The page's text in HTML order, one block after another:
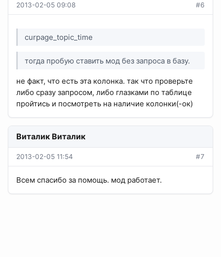
2013-02-05 09:08 #6
curpage_topic_time
тогда пробую ставить мод без запроса в базу.
не факт, что есть эта колонка. так что проверьте
либо сразу запросом, либо глазками по таблице
пройтись и посмотреть на наличие колонки(-ок)
Виталик Виталик
2013-02-05 11:54 #7
Всем спасибо за помощь. мод работает.